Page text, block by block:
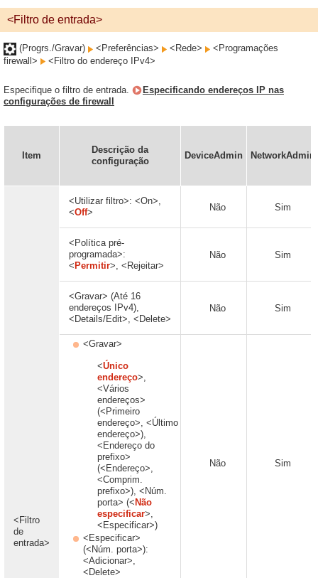
<Filtro de entrada>
(Progrs./Gravar) <Preferências> <Rede>
<Programações
firewall>
<Filtro do endereço IPv4>
Especifique o filtro de entrada.
Especificando endereços IP nas
configurações de firewall
Item
Descrição da
configuração
DeviceAdmin NetworkAdmin
<Filtro
de
entrada>
<Utilizar filtro>: <On>,
<Off> Não Sim
<Política pré-
programada>:
< Permitir>, <Rejeitar>
Não Sim
<Gravar> (Até 16
endereços IPv4),
<Details/Edit>, <Delete>
Não Sim
<Gravar>
<Único
endereço>,
<Vários
endereços>
(<Primeiro
endereço>, <Último
endereço>),
<Endereço do
prefixo>
(<Endereço>,
<Comprim.
prefixo>), <Núm.
porta> (< Não
especificar>,
<Especificar>)
<Especificar>
(<Núm. porta>):
<Adicionar>,
<Delete>
Não Sim